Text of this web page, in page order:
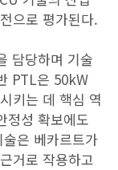
으로 평가된다.
담당하며 기술
PTL은 50kW
키는 데 핵심 역
정성 확보에도
은 베카르트가
거로 작용하고